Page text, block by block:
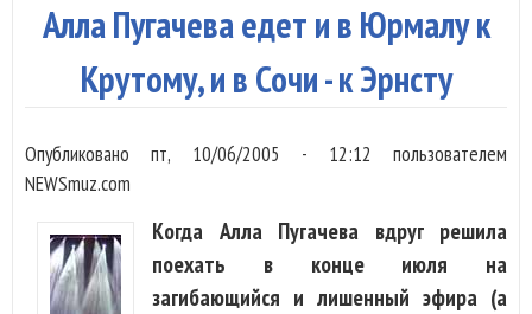
Алла Пугачева едет и в Юрмалу к
Крутому, и в Сочи - к Эрнсту
Опубликованопт, 10/06/2005 - 12:12 пользователем
NEWSmuz.com
Когда Алла Пугачева вдруг решила
поехать в конце июля на
загибающийся и лишенный эфира (а